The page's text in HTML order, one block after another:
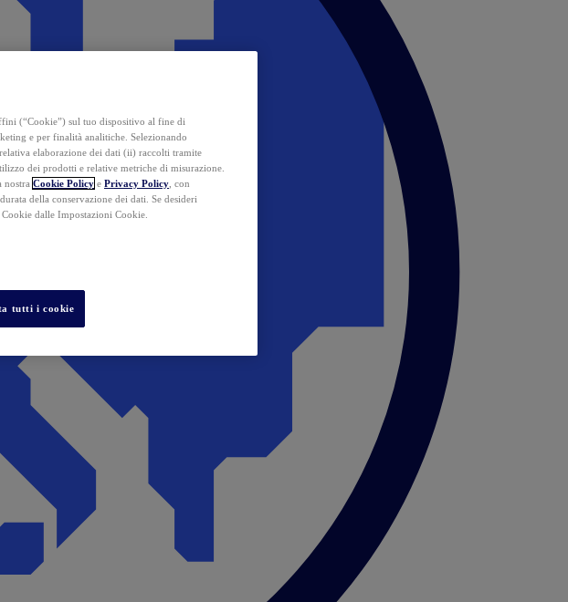
(“Cookie”) sul tuo dispositivo al fine di
e per finalità analitiche. Selezionando
elaborazione dei dati (ii) raccolti tramite
dei prodotti e relative metriche di misurazione.
nostra Cookie Policy e Privacy Policy , con
della conservazione dei dati. Se desideri
dalle Impostazioni Cookie.
tutti i cookie